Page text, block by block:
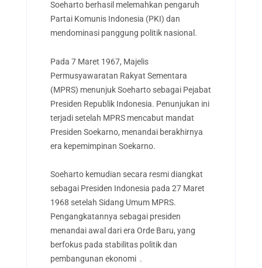
Soeharto berhasil melemahkan pengaruh
Partai Komunis Indonesia (PKI) dan
mendominasi panggung politik nasional.
Pada 7 Maret 1967, Majelis
Permusyawaratan Rakyat Sementara
(MPRS) menunjuk Soeharto sebagai Pejabat
Presiden Republik Indonesia. Penunjukan ini
terjadi setelah MPRS mencabut mandat
Presiden Soekarno, menandai berakhirnya
era kepemimpinan Soekarno.
Soeharto kemudian secara resmi diangkat
sebagai Presiden Indonesia pada 27 Maret
1968 setelah Sidang Umum MPRS.
Pengangkatannya sebagai presiden
menandai awal dari era Orde Baru, yang
berfokus pada stabilitas politik dan
pembangunan ekonomi .